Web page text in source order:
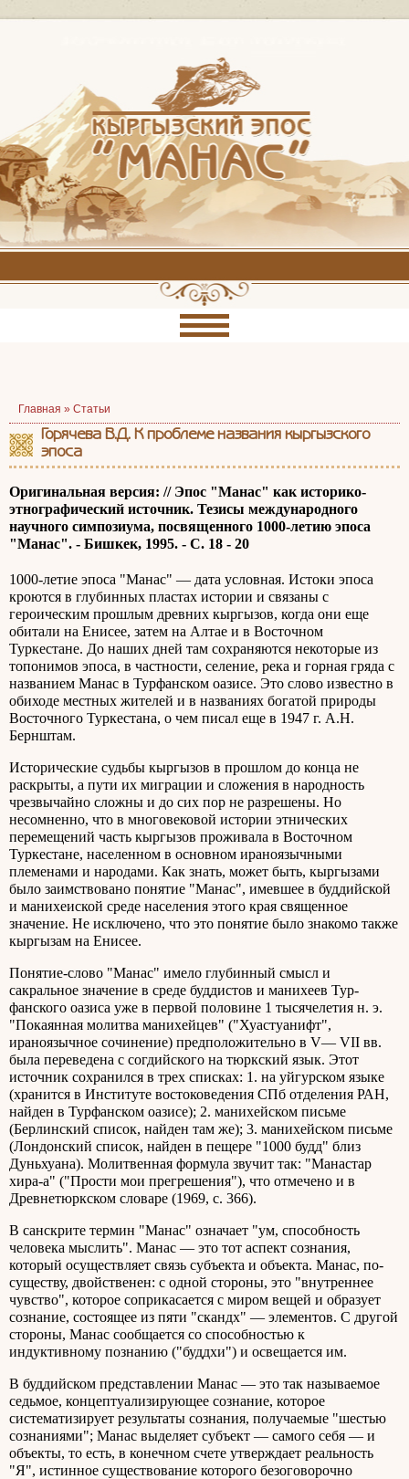
Главная » Статьи
Горячева В.Д. К проблеме названия кыргызского
эпоса
Оригинальная версия: // Эпос "Манас" как историко-
этнографический источник. Тезисы международного
научного симпозиума, посвященного 1000-летию эпоса
"Манас". - Бишкек, 1995. - С. 18 - 20
1000-летие эпоса "Манас" — дата условная. Истоки эпоса
кроются в глубинных пластах истории и связаны с
героическим прошлым древних кыргызов, когда они еще
обитали на Енисее, затем на Алтае и в Восточном
Туркестане. До наших дней там сохраняются некоторые из
топонимов эпоса, в частности, селение, река и горная гряда с
названием Манас в Турфанском оазисе. Это слово известно в
обиходе местных жителей и в названиях богатой природы
Восточного Туркестана, о чем писал еще в 1947 г. А.Н.
Бернштам.
Исторические судьбы кыргызов в прошлом до конца не
раскрыты, а пути их миграции и сложения в народность
чрезвычайно сложны и до сих пор не разрешены. Но
несомненно, что в многовековой истории этнических
перемещений часть кыргызов проживала в Восточном
Туркестане, населенном в основном ираноязычными
племенами и народами. Как знать, может быть, кыргызами
было заимствовано понятие "Манас", имевшее в буддийской
и манихеиской среде населения этого края священное
значение. Не исключено, что это понятие было знакомо также
кыргызам на Енисее.
Понятие-слово "Манас" имело глубинный смысл и
сакральное значение в среде буддистов и манихеев Тур-
фанского оазиса уже в первой половине 1 тысячелетия н. э.
"Покаянная молитва манихейцев" ("Хуастуанифт",
ираноязычное сочинение) предположительно в V— VII вв.
была переведена с согдийского на тюркский язык. Этот
источник сохранился в трех списках: 1. на уйгурском языке
(хранится в Институте востоковедения СПб отделения РАН,
найден в Турфанском оазисе); 2. манихейском письме
(Берлинский список, найден там же); 3. манихейском письме
(Лондонский список, найден в пещере "1000 будд" близ
Дуньхуана). Молитвенная формула звучит так: "Манастар
хира-а" ("Прости мои прегрешения"), что отмечено и в
Древнетюркском словаре (1969, с. 366).
В санскрите термин "Манас" означает "ум, способность
человека мыслить". Манас — это тот аспект сознания,
который осуществляет связь субъекта и объекта. Манас, по-
существу, двойственен: с одной стороны, это "внутреннее
чувство", которое соприкасается с миром вещей и образует
сознание, состоящее из пяти "скандх" — элементов. С другой
стороны, Манас сообщается со способностью к
индуктивному познанию ("буддхи") и освещается им.
В буддийском представлении Манас — это так называемое
седьмое, концептуализирующее сознание, которое
систематизирует результаты сознания, получаемые "шестью
сознаниями"; Манас выделяет субъект — самого себя — и
объекты, то есть, в конечном счете утверждает реальность
"Я", истинное существование которого безоговорочно